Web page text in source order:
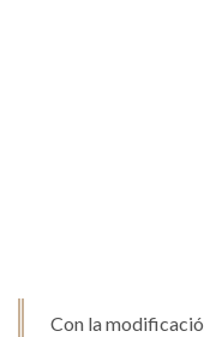
Con la